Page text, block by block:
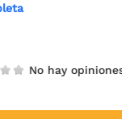
No hay